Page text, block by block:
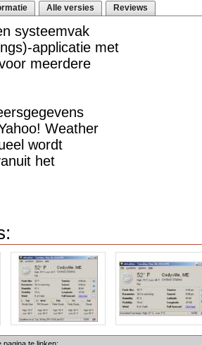
Alle versies Reviews
systeemvak
applicatie met
meerdere
Weather
wordt
het